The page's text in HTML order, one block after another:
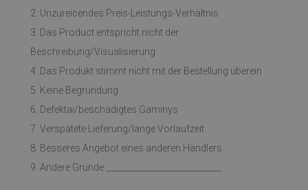
2. Unzureicendes Preis-Leistungs-Verhältnis
3. Das Product entspricht nicht der
Beschreibung/Visualisierung
4. Das Produkt stimmt nicht mit der Bestellung überein
5. Keine Begründung
6. Defektai/beschädigtes Gaminys
7. Verspätete Lieferung/lange Vorlaufzeit
8. Besseres Angebot eines anderen Händlers
9. Andere Gründe ____________________________